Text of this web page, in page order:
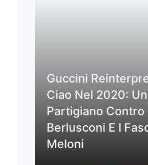
Guccini
Ciao Nel 2020:
Partigiano Contro
Berlusconi E I
Meloni